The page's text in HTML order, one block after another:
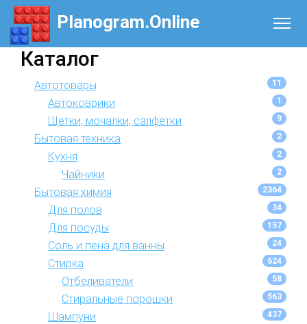
Planogram.Online
Каталог
Автотовары 11
Автоковрики 1
Щетки, мочалки, салфетки 9
Бытовая техника 2
Кухня 2
Чайники 2
Бытовая химия 2364
Для полов 34
Для посуды 157
Соль и пена для ванны 24
Стирка 624
Отбеливатели 58
Стиральные порошки 563
Шампуни 437